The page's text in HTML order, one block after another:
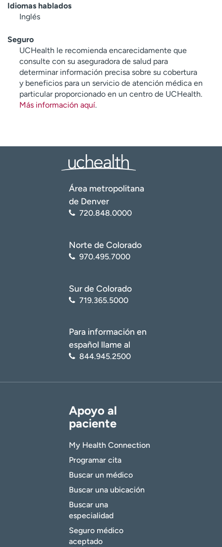
Idiomas hablados
Inglés
Seguro
UCHealth le recomienda encarecidamente que
consulte con su aseguradora de salud para
determinar información precisa sobre su cobertura
y beneficios para un servicio de atención médica en
particular proporcionado en un centro de UCHealth.
Más información aquí.
Área metropolitana
de Denver
720.848.0000
Norte de Colorado
970.495.7000
Sur de Colorado
719.365.5000
Para información en
español llame al
844.945.2500
Apoyo al
paciente
My Health Connection
Programar cita
Buscar un médico
Buscar una ubicación
Buscar una
especialidad
Seguro médico
aceptado